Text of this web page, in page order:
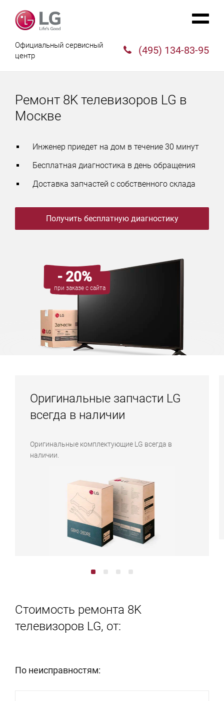
Официальный сервисный
центр
(495) 134-83-95
- 20%
при заказе с сайта
Ремонт 8K телевизоров LG в
Москве
Инженер приедет на дом в течение 30 минут
Бесплатная диагностика в день обращения
Доставка запчастей с собственного склада
Получить бесплатную диагностику
Оригинальные запчасти LG
всегда в наличии
Оригинальные комплектующие LG всегда в
наличии.
Стоимость ремонта 8K
телевизоров LG, от:
По неисправностям: